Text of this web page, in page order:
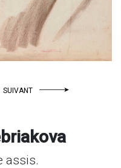
SUIVANT
assis.